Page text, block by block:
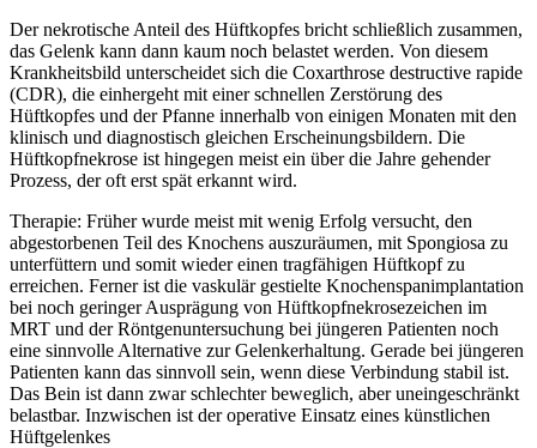
Der nekrotische Anteil des Hüftkopfes bricht schließlich zusammen,
das Gelenk kann dann kaum noch belastet werden. Von diesem
Krankheitsbild unterscheidet sich die Coxarthrose destructive rapide
(CDR), die einhergeht mit einer schnellen Zerstörung des
Hüftkopfes und der Pfanne innerhalb von einigen Monaten mit den
klinisch und diagnostisch gleichen Erscheinungsbildern. Die
Hüftkopfnekrose ist hingegen meist ein über die Jahre gehender
Prozess, der oft erst spät erkannt wird.
Therapie: Früher wurde meist mit wenig Erfolg versucht, den
abgestorbenen Teil des Knochens auszuräumen, mit Spongiosa zu
unterfüttern und somit wieder einen tragfähigen Hüftkopf zu
erreichen. Ferner ist die vaskulär gestielte Knochenspanimplantation
bei noch geringer Ausprägung von Hüftkopfnekrosezeichen im
MRT und der Röntgenuntersuchung bei jüngeren Patienten noch
eine sinnvolle Alternative zur Gelenkerhaltung. Gerade bei jüngeren
Patienten kann das sinnvoll sein, wenn diese Verbindung stabil ist.
Das Bein ist dann zwar schlechter beweglich, aber uneingeschränkt
belastbar. Inzwischen ist der operative Einsatz eines künstlichen
Hüftgelenkes